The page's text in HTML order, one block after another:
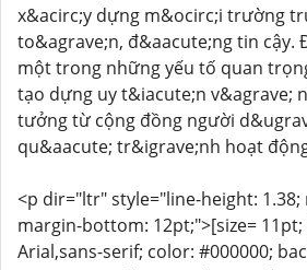
x&acirc;y dựng m&ocirc;i trường
to&agrave;n, đ&aacute;ng tin cậy.
một trong những yếu tố quan
tạo dựng uy t&iacute;n v&agrave;
tưởng từ cộng đồng người
qu&aacute; tr&igrave;nh hoạt
<p dir="ltr" style="line-height:
margin-bottom: 12pt;">[size=
Arial,sans-serif; color: #000000;